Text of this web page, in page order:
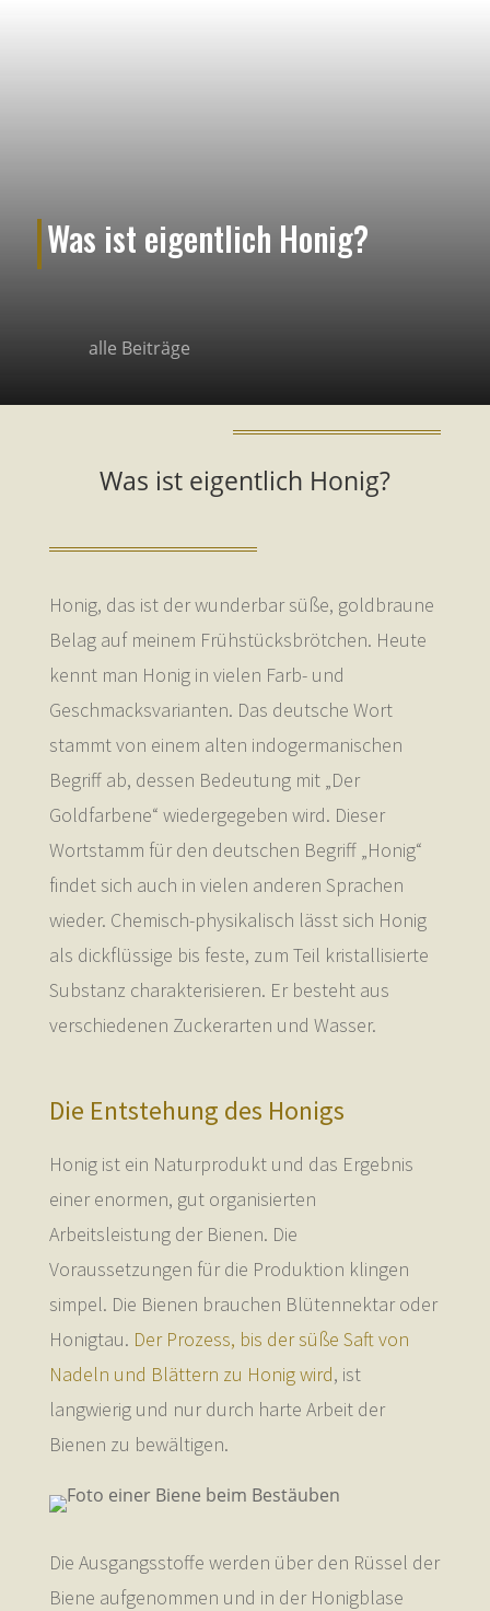
Was ist eigentlich Honig?
alle Beiträge
Was ist eigentlich Honig?
Honig, das ist der wunderbar süße, goldbraune
Belag auf meinem Frühstücksbrötchen. Heute
kennt man Honig in vielen Farb- und
Geschmacksvarianten. Das deutsche Wort
stammt von einem alten indogermanischen
Begriff ab, dessen Bedeutung mit „Der
Goldfarbene“ wiedergegeben wird. Dieser
Wortstamm für den deutschen Begriff „Honig“
findet sich auch in vielen anderen Sprachen
wieder. Chemisch-physikalisch lässt sich Honig
als dickflüssige bis feste, zum Teil kristallisierte
Substanz charakterisieren. Er besteht aus
verschiedenen Zuckerarten und Wasser.
Die Entstehung des Honigs
Honig ist ein Naturprodukt und das Ergebnis
einer enormen, gut organisierten
Arbeitsleistung der Bienen. Die
Voraussetzungen für die Produktion klingen
simpel. Die Bienen brauchen Blütennektar oder
Honigtau. Der Prozess, bis der süße Saft von
Nadeln und Blättern zu Honig wird, ist
langwierig und nur durch harte Arbeit der
Bienen zu bewältigen.
Die Ausgangsstoffe werden über den Rüssel der
Biene aufgenommen und in der Honigblase